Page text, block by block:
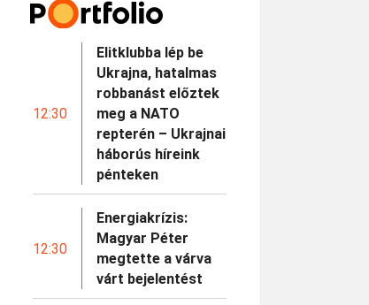
12:30
Elitklubba lép be
Ukrajna, hatalmas
robbanást előztek
meg a NATO
repterén – Ukrajnai
háborús híreink
pénteken
12:30
Energiakrízis:
Magyar Péter
megtette a várva
várt bejelentést